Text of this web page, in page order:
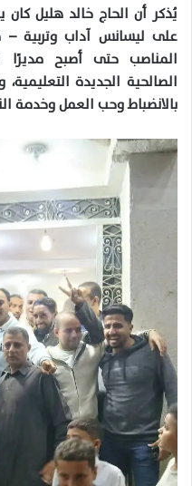
يُذكر أن الحاج خالد هليل كان
على ليسانس آداب وتربية –
المناصب حتى أصبح مديرًا
الصالحية الجديدة
بالانضباط وحب العمل وخدمة